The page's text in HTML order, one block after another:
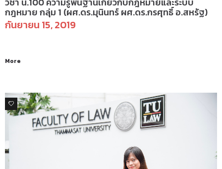
กฎหมาย กลุ่ม 1 (ผศ.ดร.มุนินทร์ ผศ.ดร.กรศุทธิ์ อ.สหรัฐ)
กันยายน 15, 2019
More
0